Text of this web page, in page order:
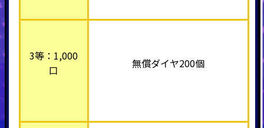
3等：1,000
口
無償ダイヤ200個